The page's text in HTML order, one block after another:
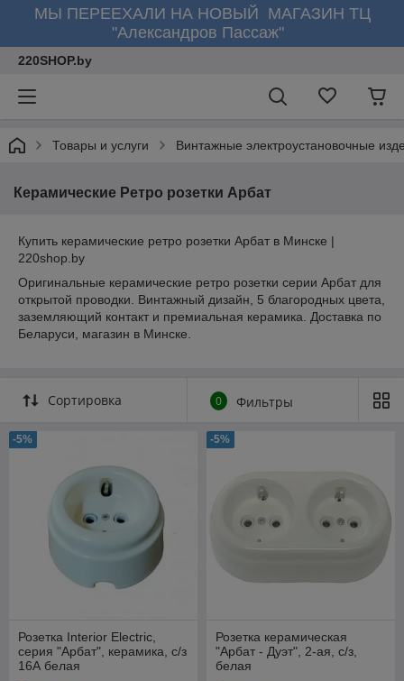
МЫ ПЕРЕЕХАЛИ НА НОВЫЙ МАГАЗИН ТЦ
"Александров Пассаж"
220SHOP.by
Товары и услуги Винтажные электроустановочные
Керамические Ретро розетки Арбат
Купить керамические ретро розетки Арбат в Минске |
220shop.by
Оригинальные керамические ретро розетки серии Арбат для
открытой проводки. Винтажный дизайн, 5 благородных цвета,
заземляющий контакт и премиальная керамика. Доставка по
Беларуси, магазин в Минске.
Сортировка 0 Фильтры
-5%
Розетка Interior Electric,
серия "Арбат", керамика, с/з
16А белая
-5%
Розетка керамическая
"Арбат - Дуэт", 2-ая, с/з,
белая